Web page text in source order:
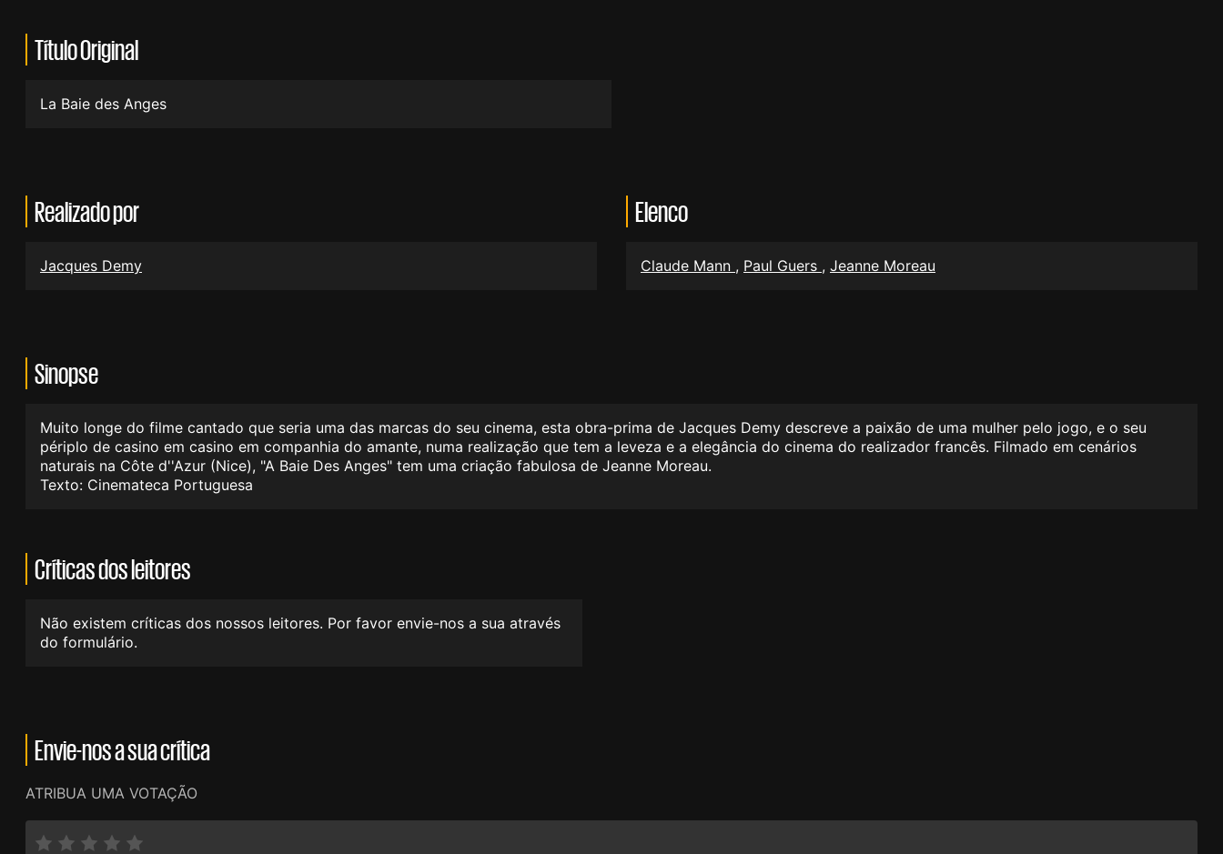
Título Original
La Baie des Anges
Realizado por
Jacques Demy
Elenco
Claude Mann , Paul Guers , Jeanne Moreau
Sinopse
Muito longe do filme cantado que seria uma das marcas do seu cinema, esta obra-prima de Jacques Demy descreve a paixão de uma mulher pelo jogo, e o seu
périplo de casino em casino em companhia do amante, numa realização que tem a leveza e a elegância do cinema do realizador francês. Filmado em cenários
naturais na Côte d''Azur (Nice), "A Baie Des Anges" tem uma criação fabulosa de Jeanne Moreau.
Texto: Cinemateca Portuguesa
Críticas dos leitores
Não existem críticas dos nossos leitores. Por favor envie-nos a sua através
do formulário.
Envie-nos a sua crítica
ATRIBUA UMA VOTAÇÃO